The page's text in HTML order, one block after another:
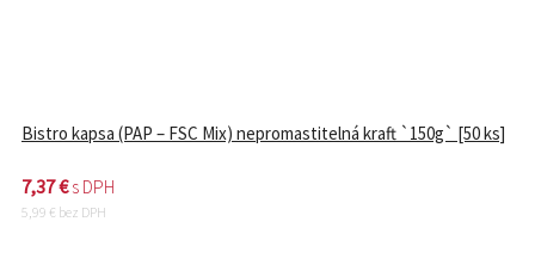
Bistro kapsa (PAP – FSC Mix) nepromastitelná kraft `150g` [50 ks]
7,37€s DPH
5,99 € bez DPH